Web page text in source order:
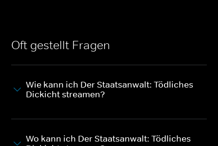
Oft gestellt Fragen
Wie kann ich Der Staatsanwalt: Tödliches
Dickicht streamen?
Wo kann ich Der Staatsanwalt: Tödliches